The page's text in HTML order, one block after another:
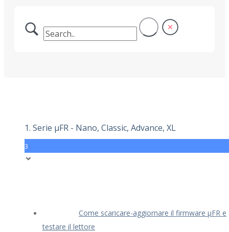
1. Serie μFR - Nano, Classic, Advance, XL
3
Come scaricare-aggiornare il firmware μFR e
testare il lettore